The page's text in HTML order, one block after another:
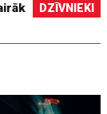
DZĪVNIEKI